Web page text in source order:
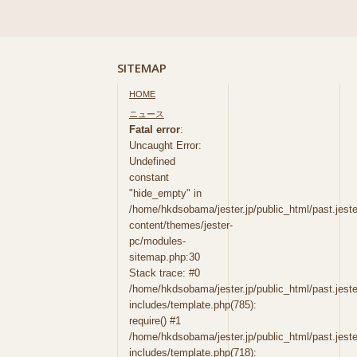
SITEMAP
HOME
ニュース
Fatal error:
Uncaught Error:
Undefined
constant
"hide_empty" in
/home/hkdsobama/jester.jp/public_html/
content/themes/jester-
pc/modules-
sitemap.php:30
Stack trace: #0
/home/hkdsobama/jester.jp/public_html/
includes/template.php(785):
require() #1
/home/hkdsobama/jester.jp/public_html/
includes/template.php(718):